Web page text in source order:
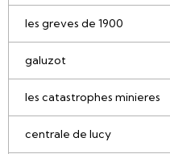
les greves de 1900
galuzot
les catastrophes minieres
centrale de lucy